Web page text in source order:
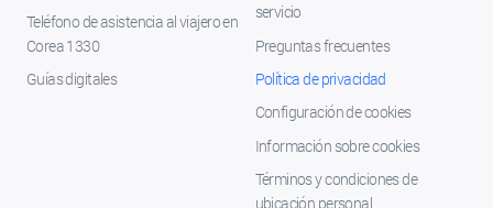
Teléfono de asistencia al viajero en
Corea 1330
Guías digitales
servicio
Preguntas frecuentes
Política de privacidad
Configuración de cookies
Información sobre cookies
Términos y condiciones de
ubicación personal